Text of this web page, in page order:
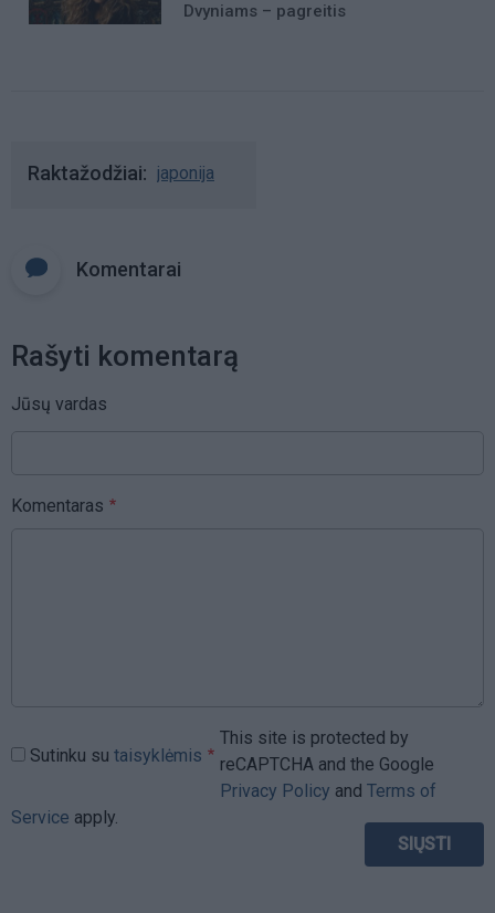
Dvyniams – pagreitis
Raktažodžiai japonija
Komentarai
Rašyti komentarą
Jūsų vardas
Komentaras
Sutinku su taisyklėmis
This site is protected by
reCAPTCHA and the Google
Privacy Policy and Terms of
Service apply.